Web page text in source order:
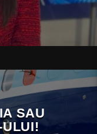
SAU
ULUI!